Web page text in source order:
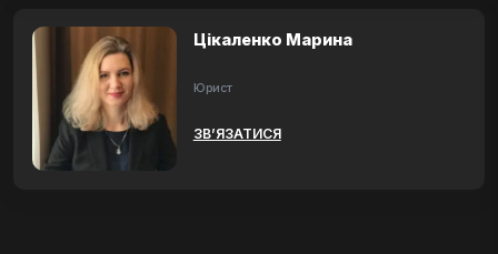
Цікаленко Марина
Юрист
ЗВ’ЯЗАТИСЯ